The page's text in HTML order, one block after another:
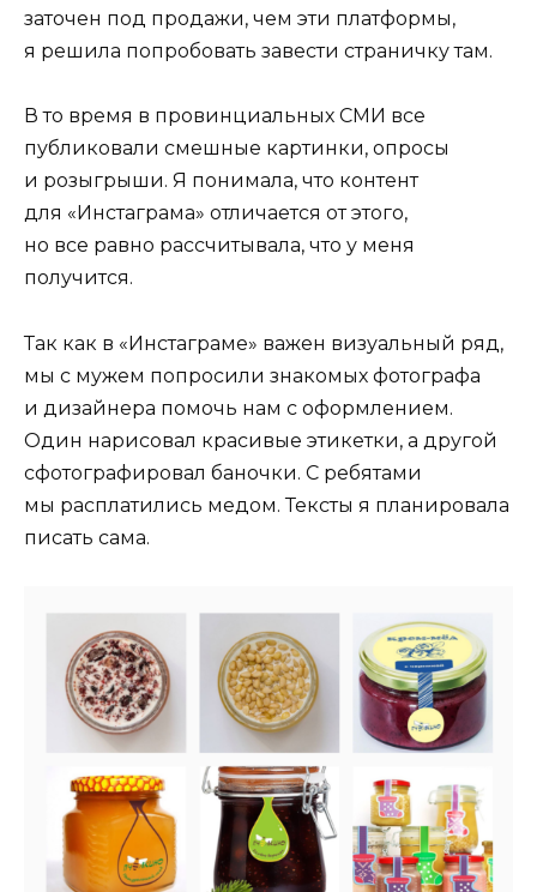
заточен под продажи, чем эти платформы,
я решила попробовать завести страничку там.
В то время в провинциальных СМИ все
публиковали смешные картинки, опросы
и розыгрыши. Я понимала, что контент
для «Инстаграма» отличается от этого,
но все равно рассчитывала, что у меня
получится.
Так как в «Инстаграме» важен визуальный ряд,
мы с мужем попросили знакомых фотографа
и дизайнера помочь нам с оформлением.
Один нарисовал красивые этикетки, а другой
сфотографировал баночки. С ребятами
мы расплатились медом. Тексты я планировала
писать сама.